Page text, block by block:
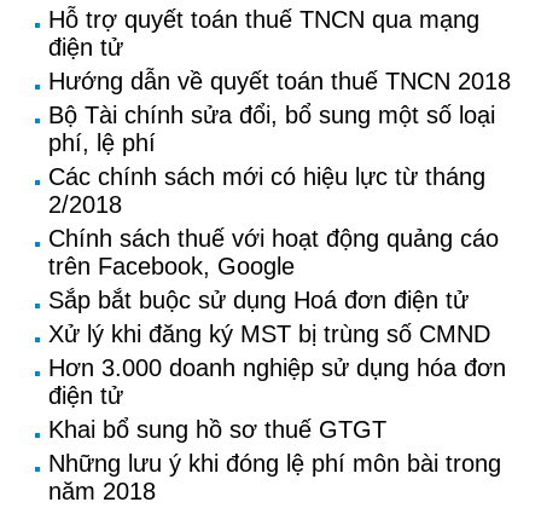
Hỗ trợ quyết toán thuế TNCN qua mạng
điện tử
Hướng dẫn về quyết toán thuế TNCN 2018
Bộ Tài chính sửa đổi, bổ sung một số loại
phí, lệ phí
Các chính sách mới có hiệu lực từ tháng
2/2018
Chính sách thuế với hoạt động quảng cáo
trên Facebook, Google
Sắp bắt buộc sử dụng Hoá đơn điện tử
Xử lý khi đăng ký MST bị trùng số CMND
Hơn 3.000 doanh nghiệp sử dụng hóa đơn
điện tử
Khai bổ sung hồ sơ thuế GTGT
Những lưu ý khi đóng lệ phí môn bài trong
năm 2018